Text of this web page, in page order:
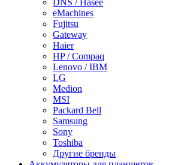
eMachines
Fujitsu
Gateway
Haier
HP / Compaq
Lenovo / IBM
LG
Medion
MSI
Packard Bell
Samsung
Sony
Toshiba
Другие бренды